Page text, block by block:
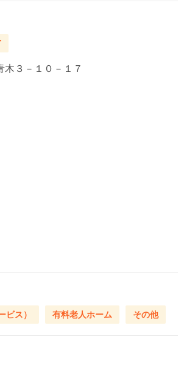
木３－１０－１７
ビス） 有料老人ホーム その他